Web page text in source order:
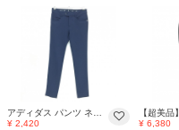
アディダス パンツ ネイビー バックロゴ刺しゅう レディース S/P ゴルフウェア adidas
¥ 2,420
¥ 6,380